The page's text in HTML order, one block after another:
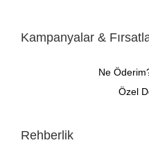
Kampanyalar &
Ne
Özel
Rehberlik